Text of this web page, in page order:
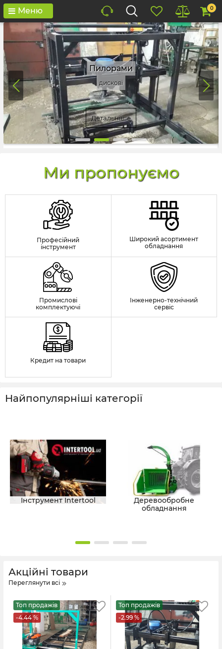
Меню 0
Пилорами
дискові
Детальніше
Ми пропонуємо
Професійний
інструмент
Широкий асортимент
обладнання
Промислові
комплектуючі
Інженерно-технічний
сервіс
Кредит на товари
Найпопулярніші категорії
Інструмент Intertool
Деревообробне
обладнання
Акційні товари
Переглянути всі
Топ продажів
-4.44 %
Топ продажів
-2.99 %